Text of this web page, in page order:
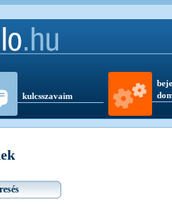
kulcsszavaim